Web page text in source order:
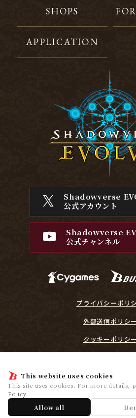
This website uses cookies
This site uses cookies. For more details,
Policy.
Allow all
SHOPS
APPLICATION
Shadowverse
公式アカウント
Shadowverse
公式チャンネル
プライバシーポリ
外部送信ポリシー
クッキーポリシー
プレイヤーリスペクト
© Cygames, Inc.